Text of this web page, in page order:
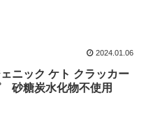
2024.01.06
ニック ケト クラッカー
砂糖炭水化物不使用